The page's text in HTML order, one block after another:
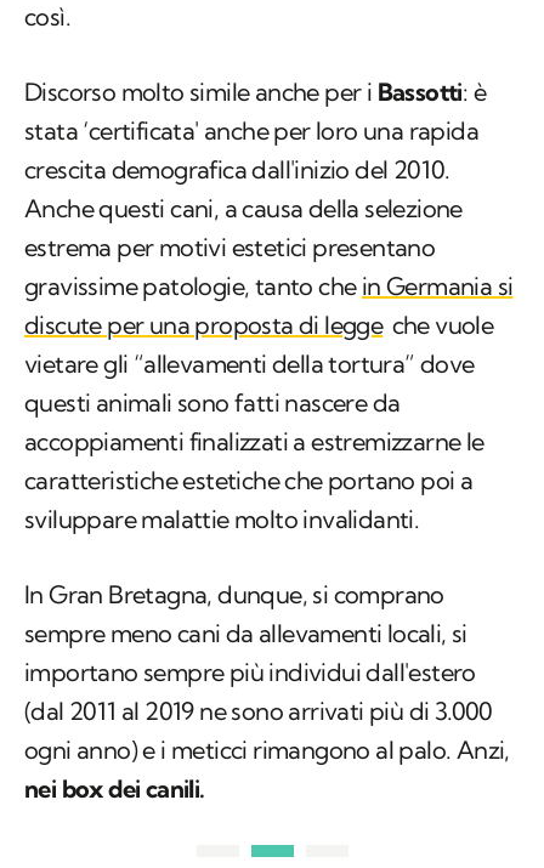
così.
Discorso molto simile anche per i Bassotti: è
stata ‘certificata' anche per loro una rapida
crescita demografica dall'inizio del 2010.
Anche questi cani, a causa della selezione
estrema per motivi estetici presentano
gravissime patologie, tanto che in Germania si
discute per una proposta di legge che vuole
vietare gli “allevamenti della tortura” dove
questi animali sono fatti nascere da
accoppiamenti finalizzati a estremizzarne le
caratteristiche estetiche che portano poi a
sviluppare malattie molto invalidanti.
In Gran Bretagna, dunque, si comprano
sempre meno cani da allevamenti locali, si
importano sempre più individui dall'estero
(dal 2011 al 2019 ne sono arrivati ​​più di 3.000
ogni anno) e i meticci rimangono al palo. Anzi,
nei box dei canili.